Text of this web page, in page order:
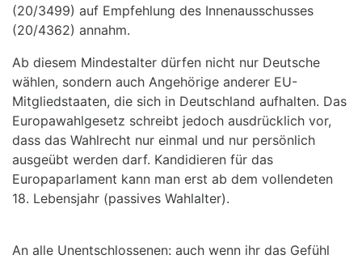
(20/3499) auf Empfehlung des Innenausschusses
(20/4362) annahm.
Ab diesem Mindestalter dürfen nicht nur Deutsche
wählen, sondern auch Angehörige anderer EU-
Mitgliedstaaten, die sich in Deutschland aufhalten. Das
Europawahlgesetz schreibt jedoch ausdrücklich vor,
dass das Wahlrecht nur einmal und nur persönlich
ausgeübt werden darf. Kandidieren für das
Europaparlament kann man erst ab dem vollendeten
18. Lebensjahr (passives Wahlalter).
An alle Unentschlossenen: auch wenn ihr das Gefühl